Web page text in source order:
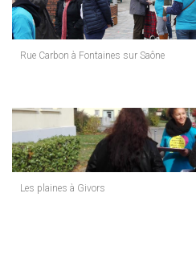
Rue Carbon à Fontaines sur Saône
Les plaines à Givors